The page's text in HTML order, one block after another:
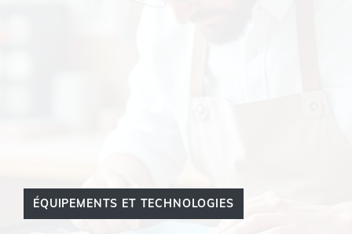
ÉQUIPEMENTS ET TECHNOLOGIES